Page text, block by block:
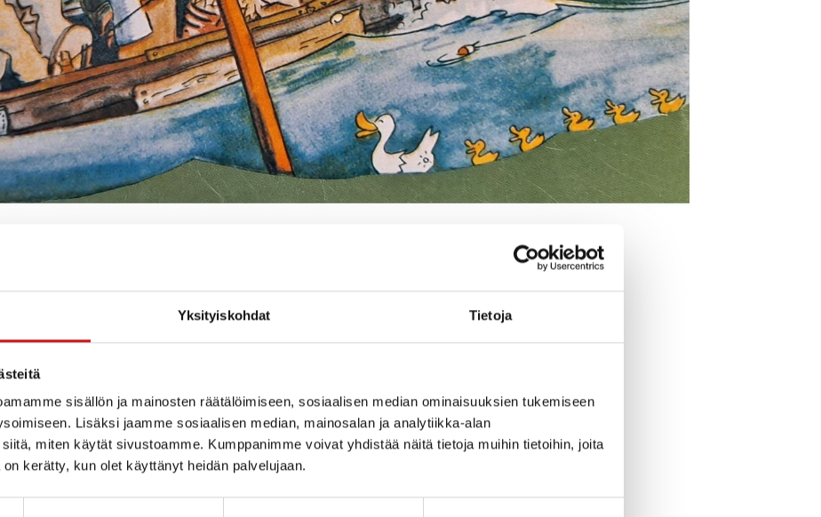
Yksityiskohdat Tietoja
sisällön ja mainosten räätälöimiseen, sosiaalisen median ominaisuuksien tukemiseen
Lisäksi jaamme sosiaalisen median, mainosalan ja analytiikka-alan
miten käytät sivustoamme. Kumppanimme voivat yhdistää näitä tietoja muihin tietoihin, joita
kerätty, kun olet käyttänyt heidän palvelujaan.